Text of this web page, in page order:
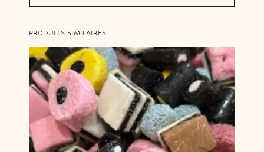
P
a
s
t
è
q
u
e
PRODUITS SIMILAIRES